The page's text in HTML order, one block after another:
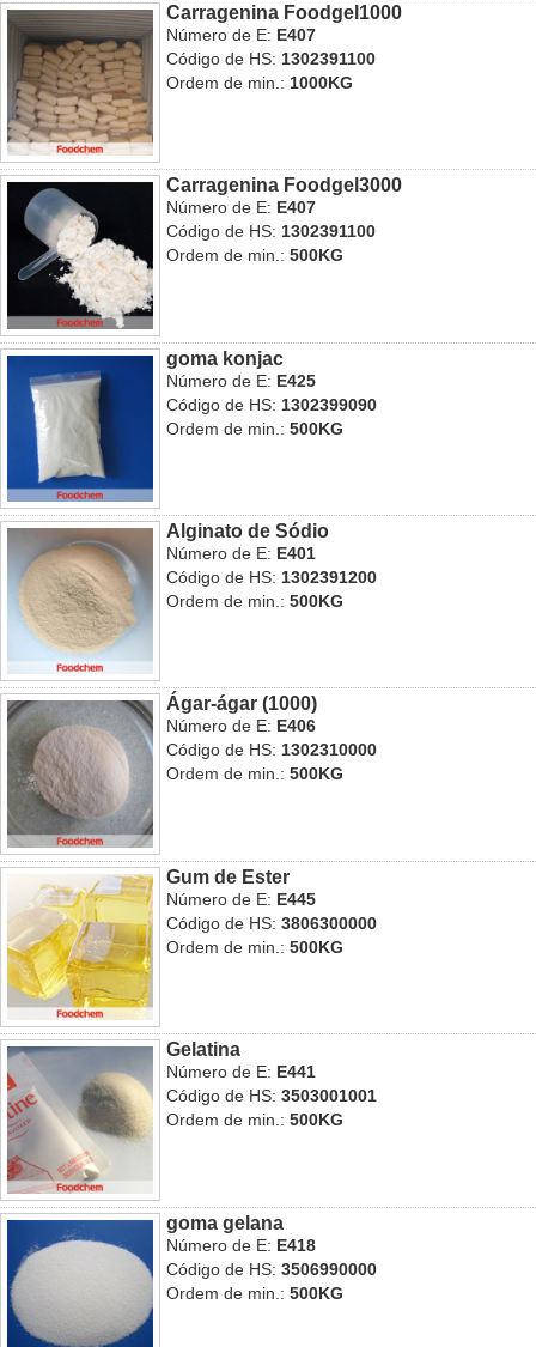
Carragenina Foodgel1000
Número de E: E407
Código de HS: 1302391100
Ordem de min.: 1000KG
Carragenina Foodgel3000
Número de E: E407
Código de HS:1302391100
Ordem de min.:500KG
goma konjac
Número de E: E425
Código de HS: 1302399090
Ordem de min.:500KG
Alginato de Sódio
Número de E: E401
Código de HS: 1302391200
Ordem de min.:500KG
Ágar-ágar (1000)
Número de E: E406
Código de HS:1302310000
Ordem de min.:500KG
Gum de Ester
Número de E: E445
Código de HS:3806300000
Ordem de min.:500KG
Gelatina
Número de E: E441
Código de HS:3503001001
Ordem de min.:500KG
goma gelana
Número de E: E418
Código de HS:3506990000
Ordem de min.:500KG